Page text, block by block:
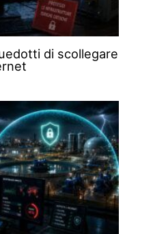
di scollegare